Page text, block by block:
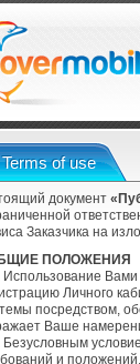
Terms of use
документ
Заказчика на
ПОЛОЖЕНИЯ
Использование
Личного
посредством,
Ваше
Безусловным
и